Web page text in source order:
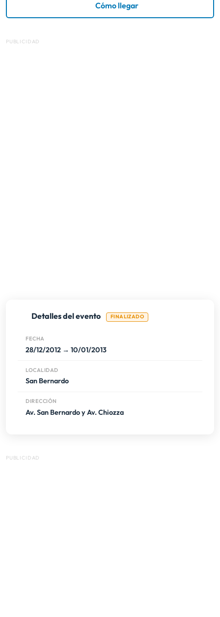
Cómo llegar
PUBLICIDAD
Detalles del evento FINALIZADO
FECHA
28/12/2012 → 10/01/2013
LOCALIDAD
San Bernardo
DIRECCIÓN
Av. San Bernardo y Av. Chiozza
PUBLICIDAD